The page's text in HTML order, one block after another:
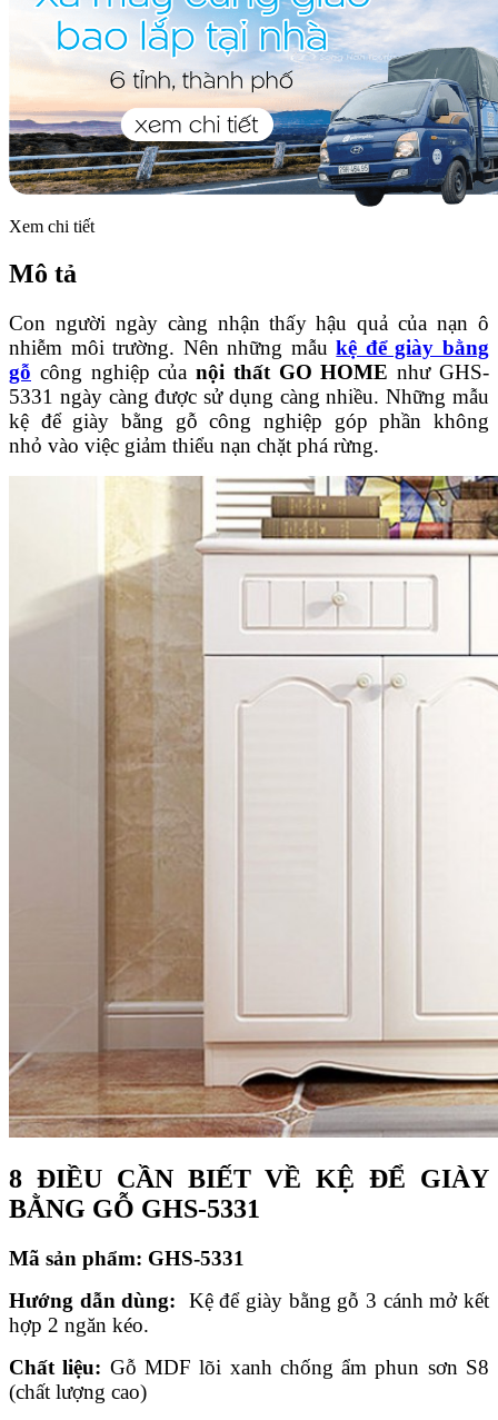
Xem chi tiết
Mô tả
Con người ngày càng nhận thấy hậu quả của nạn ô
nhiễm môi trường. Nên những mẫukệ để giày bằng
gỗ công nghiệp củanội thất GO HOME như GHS-
5331 ngày càng được sử dụng càng nhiều. Những mẫu
kệ để giày bằng gỗ công nghiệp góp phần không
nhỏ vào việc giảm thiểu nạn chặt phá rừng.
8 ĐIỀU CẦN BIẾT VỀ KỆ ĐỂ GIÀY
BẰNG GỖ GHS-5331
Mã sản phẩm: GHS-5331
Hướng dẫn dùng: Kệ để giày bằng gỗ 3 cánh mở kết
hợp 2 ngăn kéo.
Chất liệu: Gỗ MDF lõi xanh chống ẩm phun sơn S8
(chất lượng cao)